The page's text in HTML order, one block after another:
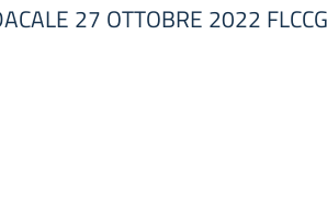
27 OTTOBRE 2022